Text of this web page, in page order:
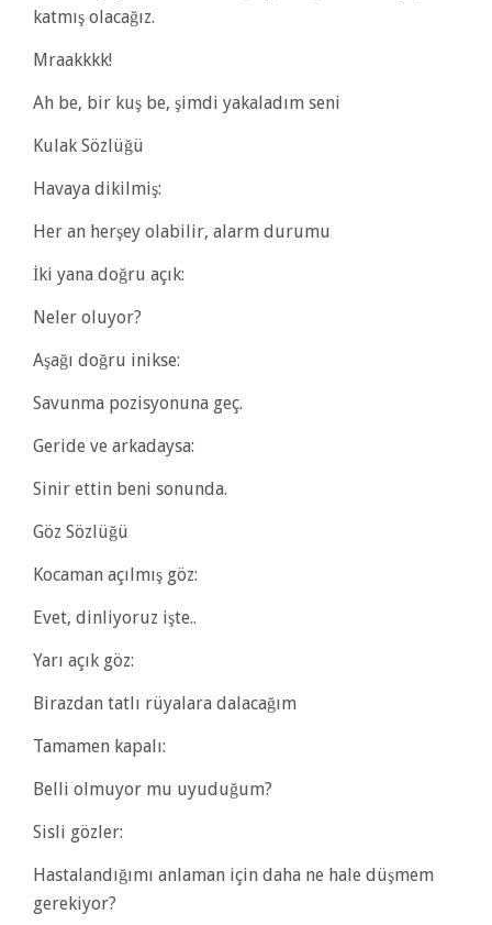
katmış olacağız.
Mraakkkk!
Ah be, bir kuş be, şimdi yakaladım seni
Kulak Sözlüğü
Havaya dikilmiş:
Her an herşey olabilir, alarm durumu
İki yana doğru açık:
Neler oluyor?
Aşağı doğru inikse:
Savunma pozisyonuna geç.
Geride ve arkadaysa:
Sinir ettin beni sonunda.
Göz Sözlüğü
Kocaman açılmış göz:
Evet, dinliyoruz işte..
Yarı açık göz:
Birazdan tatlı rüyalara dalacağım
Tamamen kapalı:
Belli olmuyor mu uyuduğum?
Sisli gözler:
Hastalandığımı anlaman için daha ne hale düşmem
gerekiyor?